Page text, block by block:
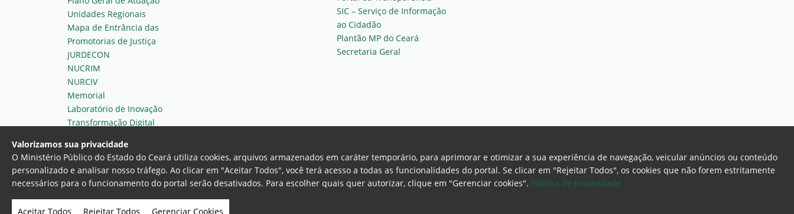
Unidades Regionais
Mapa de Entrância das
Promotorias de Justiça
JURDECON
NUCRIM
NURCIV
Memorial
Laboratório de Inovação
Transformação Digital
SIC – Serviço de Informação
ao Cidadão
Plantão MP do Ceará
Secretaria Geral
Ministério Público do Estado do Ceará Procuradoria Geral de Justiça
Av. Gen. Afonso Albuquerque Lima, 130 - Cambeba - CEP: 60.822-325
Valorizamos sua privacidade
O Ministério Público do Estado do Ceará utiliza cookies, arquivos armazenados em caráter temporário, para aprimorar e otimizar a sua experiência de navegação, veicular anúncios ou conteúdo
personalizado e analisar nosso tráfego. Ao clicar em "Aceitar Todos", você terá acesso a todas as funcionalidades do portal. Se clicar em "Rejeitar Todos", os cookies que não forem estritamente
necessários para o funcionamento do portal serão desativados. Para escolher quais quer autorizar, clique em "Gerenciar cookies". Politica de privacidade
Aceitar Todos Rejeitar Todos Gerenciar Cookies